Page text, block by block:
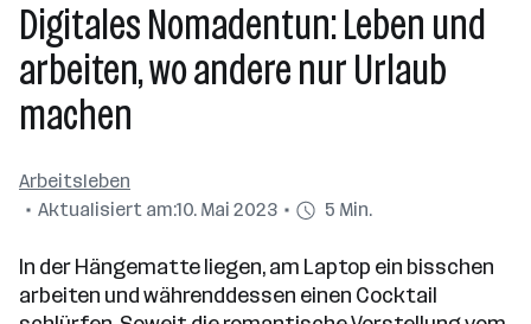
Digitales Nomadentun: Leben und
arbeiten, wo andere nur Urlaub
machen
Arbeitsleben
Aktualisiert am:10. Mai 2023 5 Min.
In der Hängematte liegen, am Laptop ein bisschen
arbeiten und währenddessen einen Cocktail